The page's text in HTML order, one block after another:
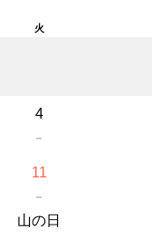
火
4
－
11
－
山の日